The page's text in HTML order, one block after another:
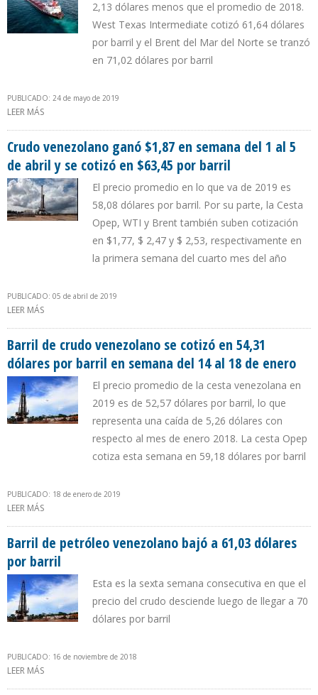
2,13 dólares menos que el promedio de 2018.
West Texas Intermediate cotizó 61,64 dólares
por barril y el Brent del Mar del Norte se tranzó
en 71,02 dólares por barril
PUBLICADO: 24 de mayo de 2019
LEER MÁS
Crudo venezolano ganó $1,87 en semana del 1 al 5
de abril y se cotizó en $63,45 por barril
El precio promedio en lo que va de 2019 es
58,08 dólares por barril. Por su parte, la Cesta
Opep, WTI y Brent también suben cotización
en $1,77, $ 2,47 y $ 2,53, respectivamente en
la primera semana del cuarto mes del año
PUBLICADO: 05 de abril de 2019
LEER MÁS
Barril de crudo venezolano se cotizó en 54,31
dólares por barril en semana del 14 al 18 de enero
El precio promedio de la cesta venezolana en
2019 es de 52,57 dólares por barril, lo que
representa una caída de 5,26 dólares con
respecto al mes de enero 2018. La cesta Opep
cotiza esta semana en 59,18 dólares por barril
PUBLICADO: 18 de enero de 2019
LEER MÁS
Barril de petróleo venezolano bajó a 61,03 dólares
por barril
Esta es la sexta semana consecutiva en que el
precio del crudo desciende luego de llegar a 70
dólares por barril
PUBLICADO: 16 de noviembre de 2018
LEER MÁS